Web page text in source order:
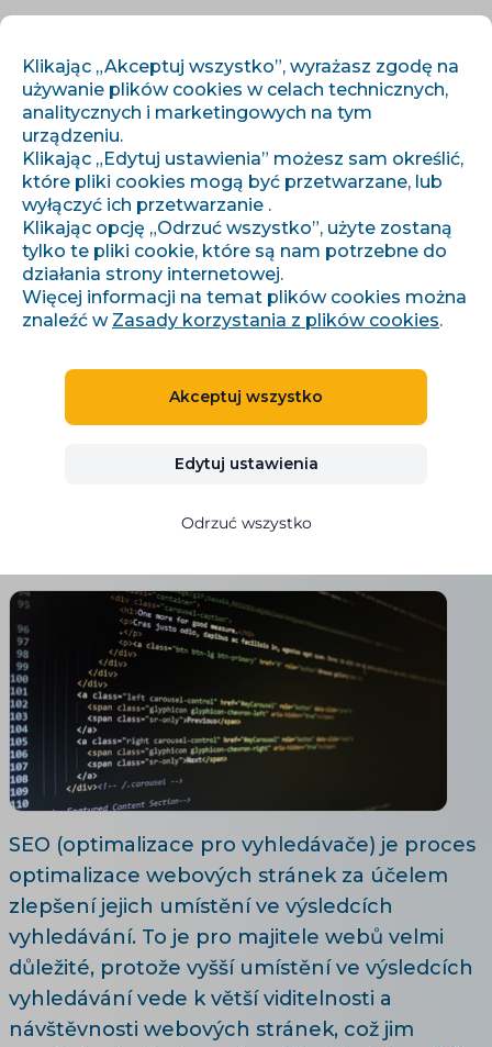
Úvod ›Artykuły i informacje›
Co je to technické SEO a jak jej využít pro optimalizaci webu
Co je to technické SEO a
jak jej využít pro
optimalizaci webu
Ivana Broklová
SEO (optimalizace pro vyhledávače) je proces
optimalizace webových stránek za účelem
zlepšení jejich umístění ve výsledcích
vyhledávání. To je pro majitele webů velmi
důležité, protože vyšší umístění ve výsledcích
vyhledávání vede k větší viditelnosti a
návštěvnosti webových stránek, což jim
Klikając „Akceptuj wszystko”, wyrażasz zgodę na
używanie plików cookies w celach technicznych,
analitycznych i marketingowych na tym
urządzeniu.
Klikając „Edytuj ustawienia” możesz sam określić,
które pliki cookies mogą być przetwarzane, lub
wyłączyć ich przetwarzanie .
Klikając opcję „Odrzuć wszystko”, użyte zostaną
tylko te pliki cookie, które są nam potrzebne do
działania strony internetowej.
Więcej informacji na temat plików cookies można
znaleźć w Zasady korzystania z plików cookies.
Akceptuj wszystko
Edytuj ustawienia
Odrzuć wszystko